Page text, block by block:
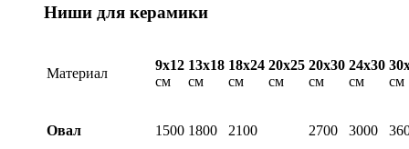
Ниши для керамики
Материал
9х12
см
13х18
см
18х24
см
20х25
см
20х30
см
24х30
см
см
Овал 1500 1800 2100 2700 3000